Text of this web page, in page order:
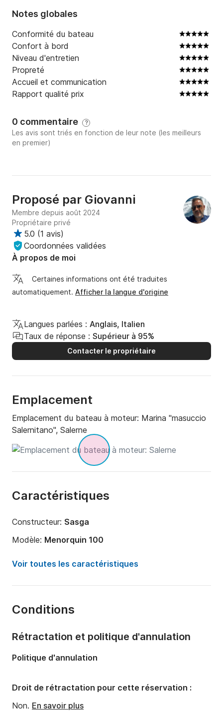
Notes globales
Conformité du bateau
Confort à bord
Niveau d'entretien
Propreté
Accueil et communication
Rapport qualité prix
0 commentaire ?
Les avis sont triés en fonction de leur note (les meilleurs
en premier)
Proposé par Giovanni
Membre depuis août 2024
Propriétaire privé
5.0 (1 avis)
Coordonnées validées
À propos de moi
Certaines informations ont été traduites
automatiquement. Afficher la langue d'origine
Langues parlées : Anglais, Italien
Taux de réponse : Supérieur à 95%
Contacter le propriétaire
Emplacement
Emplacement du bateau à moteur: Marina "masuccio
Salernitano", Salerne
Caractéristiques
Constructeur: Sasga
Modèle: Menorquin 100
Puissance moteur:
440cv
Capacité à bord:
Nombre de cabines:
Voir toutes les caractéristiques
Conditions
Rétractation et politique d'annulation
Politique d'annulation
Droit de rétractation pour cette réservation :
Non. En savoir plus